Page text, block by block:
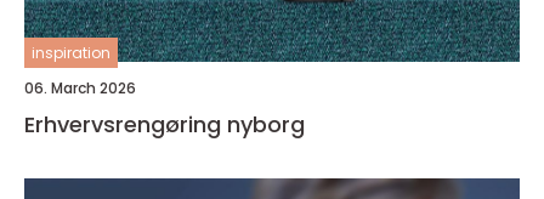
inspiration
06. March 2026
Erhvervsrengøring nyborg